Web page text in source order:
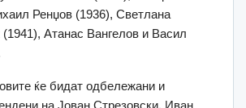
Ренџов (1936), Светлана
Атанас Вангелов и Васил
ќе бидат одбележани и